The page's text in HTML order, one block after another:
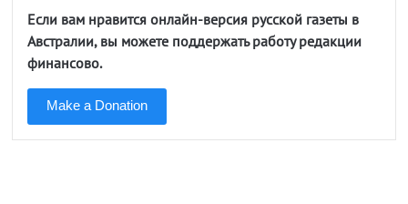
Если вам нравится онлайн-версия русской газеты в
Австралии, вы можете поддержать работу редакции
финансово.
Make a Donation